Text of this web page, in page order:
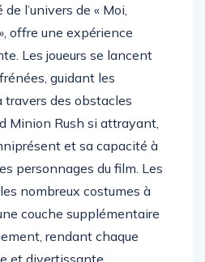
l’univers de « Moi,
offre une expérience
Les joueurs se lancent
guidant les
des obstacles
Minion Rush si attrayant,
et sa capacité à
personnages du film. Les
nombreux costumes à
couche supplémentaire
rendant chaque